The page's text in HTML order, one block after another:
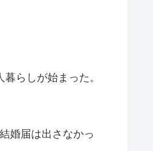
らしが始まった。
婚届は出さなかっ